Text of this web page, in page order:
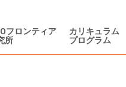
フロンティア
所
カリキュラム
プログラム